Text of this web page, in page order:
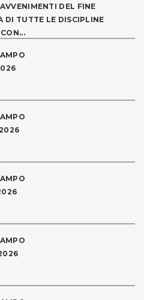
DEL FINE
DI TUTTE LE DISCIPLINE